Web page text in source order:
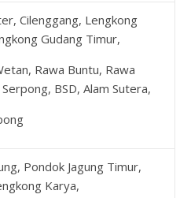
Cilenggang, Lengkong
Gudang Timur,
Rawa Buntu, Rawa
BSD, Alam Sutera,
Pondok Jagung Timur,
Karya,